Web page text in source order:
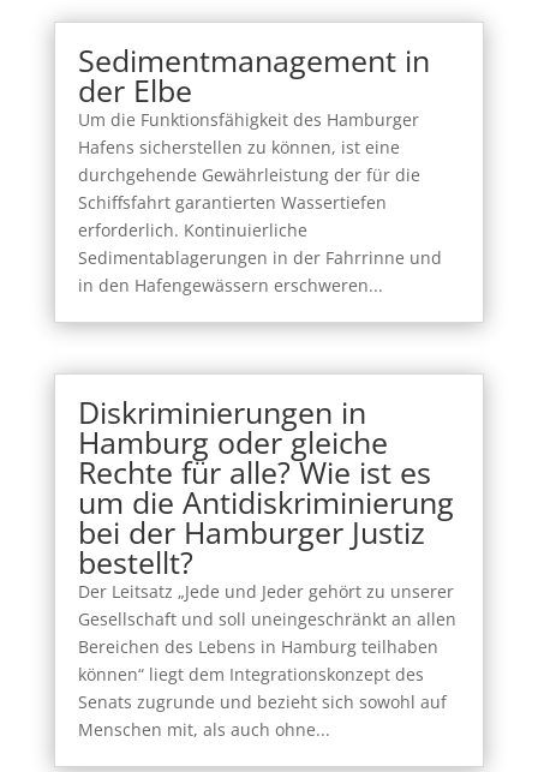
Sedimentmanagement in
der Elbe
Um die Funktionsfähigkeit des Hamburger
Hafens sicherstellen zu können, ist eine
durchgehende Gewährleistung der für die
Schiffsfahrt garantierten Wassertiefen
erforderlich. Kontinuierliche
Sedimentablagerungen in der Fahrrinne und
in den Hafengewässern erschweren...
Diskriminierungen in
Hamburg oder gleiche
Rechte für alle? Wie ist es
um die Antidiskriminierung
bei der Hamburger Justiz
bestellt?
Der Leitsatz „Jede und Jeder gehört zu unserer
Gesellschaft und soll uneingeschränkt an allen
Bereichen des Lebens in Hamburg teilhaben
können“ liegt dem Integrationskonzept des
Senats zugrunde und bezieht sich sowohl auf
Menschen mit, als auch ohne...